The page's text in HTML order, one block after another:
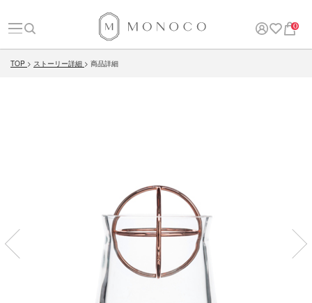
0
TOP ストーリー詳細 商品詳細